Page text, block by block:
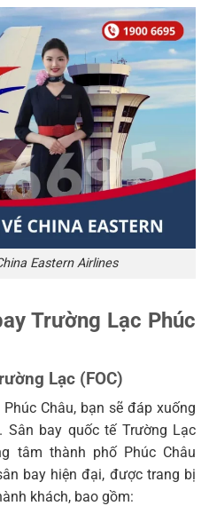
Eastern Airlines
Trường Lạc Phúc
Lạc (FOC)
Châu, bạn sẽ đáp xuống
Sân bay quốc tế Trường Lạc
tâm thành phố Phúc Châu
bay hiện đại, được trang bị
khách, bao gồm: